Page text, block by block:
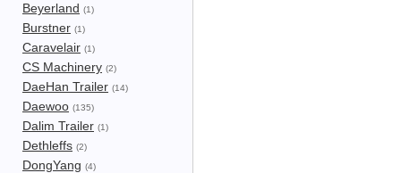
Beyerland (1)
Burstner (1)
Caravelair (1)
CS Machinery (2)
DaeHan Trailer (14)
Daewoo (135)
Dalim Trailer (1)
Dethleffs (2)
DongYang (4)